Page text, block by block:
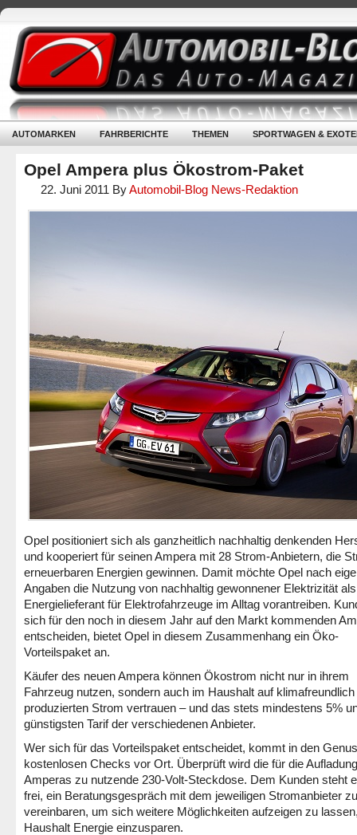
AUTOMARKEN FAHRBERICHTE THEMEN SPORTWAGEN &
Opel Ampera plus Ökostrom-Paket
22. Juni 2011 ByAutomobil-Blog News-Redaktion
Opel positioniert sich als ganzheitlich nachhaltig denkenden
und kooperiert für seinen Ampera mit 28 Strom-Anbietern, die
erneuerbaren Energien gewinnen. Damit möchte Opel nach
Angaben die Nutzung von nachhaltig gewonnener Elektrizität als
Energielieferant für Elektrofahrzeuge im Alltag vorantreiben.
sich für den noch in diesem Jahr auf den Markt kommenden
entscheiden, bietet Opel in diesem Zusammenhang ein Öko-
Vorteilspaket an.
Käufer des neuen Ampera können Ökostrom nicht nur in ihrem
Fahrzeug nutzen, sondern auch im Haushalt auf klimafreundlich
produzierten Strom vertrauen – und das stets mindestens 5%
günstigsten Tarif der verschiedenen Anbieter.
Wer sich für das Vorteilspaket entscheidet, kommt in den
kostenlosen Checks vor Ort. Überprüft wird die für die
Amperas zu nutzende 230-Volt-Steckdose. Dem Kunden steht
frei, ein Beratungsgespräch mit dem jeweiligen Stromanbieter zu
vereinbaren, um sich weitere Möglichkeiten aufzeigen zu
Haushalt Energie einzusparen.